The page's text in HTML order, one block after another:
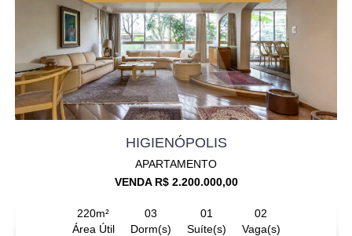
HIGIENÓPOLIS
APARTAMENTO
VENDA R$ 2.200.000,00
220m²
Área Útil
03
Dorm(s)
01
Suíte(s)
02
Vaga(s)